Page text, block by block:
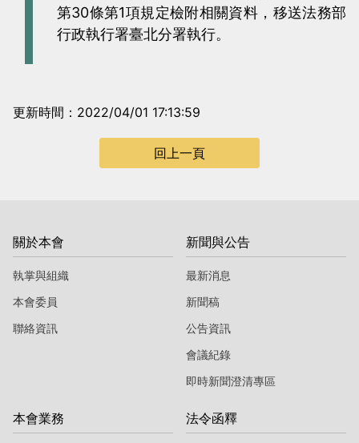
第30條第1項規定檢附相關資料，移送法務部
行政執行署臺北分署執行。
更新時間：2022/04/01 17:13:59
回上一頁
關於本會
執掌與組織
本會委員
聯絡資訊
新聞與公告
最新消息
新聞稿
公告資訊
會議紀錄
即時新聞澄清專區
本會業務 法令函釋